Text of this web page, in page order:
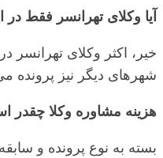
آیا وکلای تهرانسر فقط
خیر، اکثر وکلای تهرانسر
شهرهای دیگر نیز پرونده
هزینه مشاوره وکلا چقدر